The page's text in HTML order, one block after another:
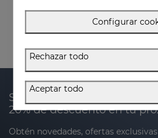
Suscríbete a nuestra
20% de descuento en tu
Obtén novedades, ofertas
Configurar
Rechazar todo
Aceptar todo